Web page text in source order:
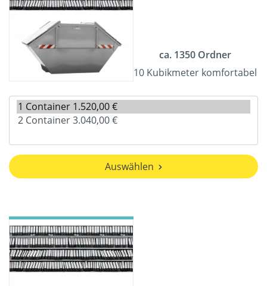
ca. 1350 Ordner
10 Kubikmeter komfortabel
Auswählen